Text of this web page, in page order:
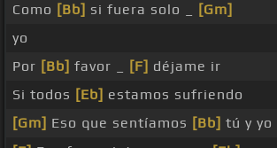
Como [Bb] si fuera solo _
[Gm]
yo
Por [Bb] favor _ [F] déjame ir
Si todos [Eb] estamos sufriendo
[Gm] Eso que sentíamos [Bb] tú y yo